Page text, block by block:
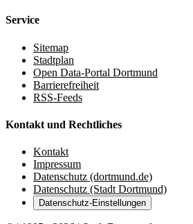
Service
Sitemap
Stadtplan
Open Data-Portal Dortmund
Barrierefreiheit
RSS-Feeds
Kontakt und Rechtliches
Kontakt
Impressum
Datenschutz (dortmund.de)
Datenschutz (Stadt Dortmund)
Datenschutz-Einstellungen